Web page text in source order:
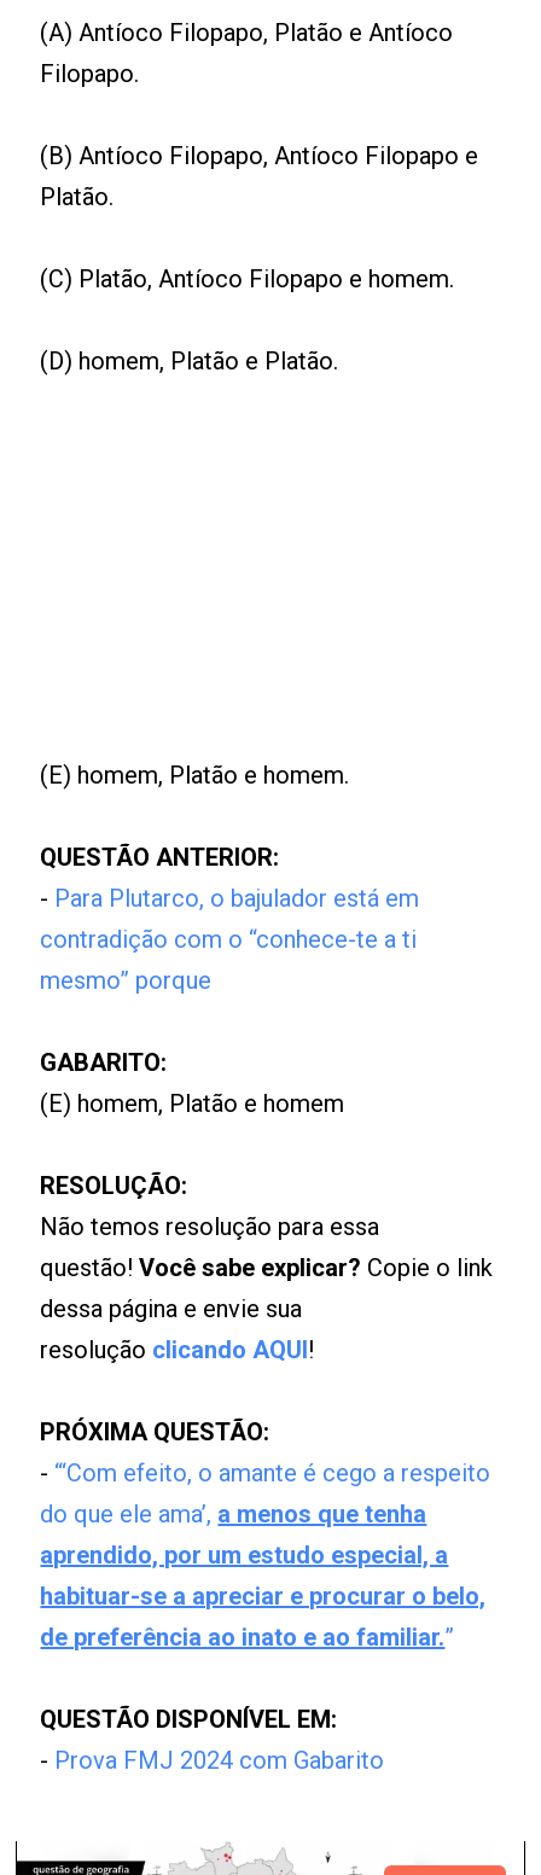
(A) Antíoco Filopapo, Platão e Antíoco
Filopapo.
(B) Antíoco Filopapo, Antíoco Filopapo e
Platão.
(C) Platão, Antíoco Filopapo e homem.
(D) homem, Platão e Platão.
(E) homem, Platão e homem.
QUESTÃO ANTERIOR:
- Para Plutarco, o bajulador está em
contradição com o “conhece-te a ti
mesmo” porque
GABARITO:
(E) homem, Platão e homem
RESOLUÇÃO:
Não temos resolução para essa
questão!Você sabe explicar? Copie o link
dessa página e envie sua
resolução clicando AQUI!
PRÓXIMA QUESTÃO:
- “‘Com efeito, o amante é cego a respeito
do que ele ama’, a menos que tenha
aprendido, por um estudo especial, a
habituar-se a apreciar e procurar o belo,
de preferência ao inato e ao familiar.”
QUESTÃO DISPONÍVEL EM:
- Prova FMJ 2024 com Gabarito